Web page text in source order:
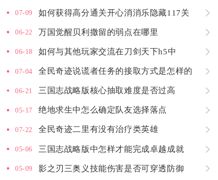
07-09 如何获得高分通关开心消消乐隐藏117关
06-22 万国觉醒贝利撒留的弱点在哪里
06-18 如何与其他玩家交流在刀剑天下h5中
07-04 全民奇迹说谎者任务的接取方式是怎样的
06-21 三国志战略版核心抽取难度是否过高
05-17 绝地求生中怎么确定队友选择落点
07-22 全民奇迹二里有没有治疗类英雄
05-06 三国志战略版中怎样才能完成卓越成就
05-09 影之刃三奥义技能伤害是否可穿透防御